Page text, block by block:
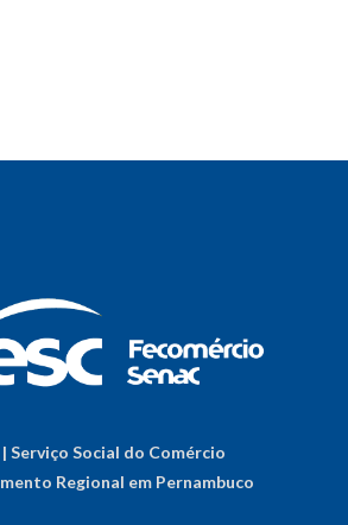
| Serviço Social do Comércio
Regional em Pernambuco